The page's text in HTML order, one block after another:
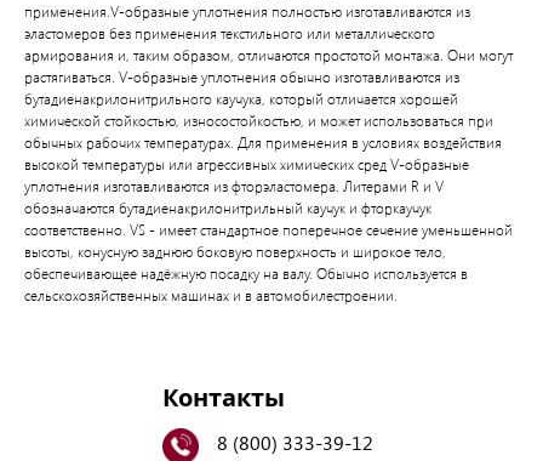
применения.V-образные уплотнения полностью изготавливаются из
эластомеров без применения текстильного или металлического
армирования и, таким образом, отличаются простотой монтажа. Они могут
растягиваться. V-образные уплотнения обычно изготавливаются из
бутадиенакрилонитрильного каучука, который отличается хорошей
химической стойкостью, износостойкостью, и может использоваться при
обычных рабочих температурах. Для применения в условиях воздействия
высокой температуры или агрессивных химических сред V-образные
уплотнения изготавливаются из фторэластомера. Литерами R и V
обозначаются бутадиенакрилонитрильный каучук и фторкаучук
соответственно. VS - имеет стандартное поперечное сечение уменьшенной
высоты, конусную заднюю боковую поверхность и широкое тело,
обеспечивающее надёжную посадку на валу. Обычно используется в
сельскохозяйственных машинах и в автомобилестроении.
Контакты
8 (800) 333-39-12